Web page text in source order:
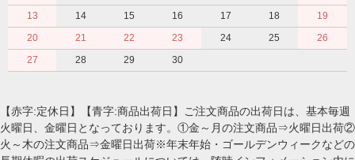
13
14 15 16 17 18
19
20
21 22 23 24 25
26
27
28 29 30
【赤字:定休日】【青字:商品出荷日】ご注文商品の出荷日は、基本毎週
火曜日、金曜日となっております。①金～月の注文商品⇒火曜日出荷②
火～木の注文商品⇒金曜日出荷※年末年始・ゴールデンウィークなどの